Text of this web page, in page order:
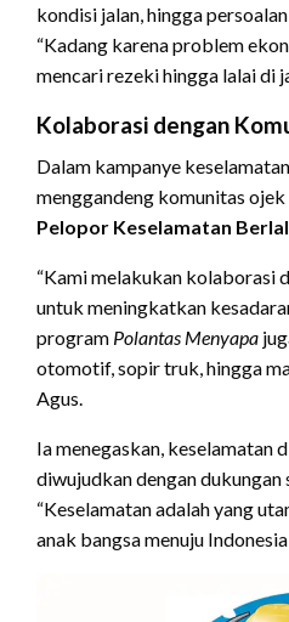
kondisi jalan, hingga
“Kadang karena problem
mencari rezeki hingga lalai di
Kolaborasi dengan
Dalam kampanye
menggandeng komunitas
Pelopor Keselamatan
“Kami melakukan kolaborasi
untuk meningkatkan
program Polantas Menyapa
otomotif, sopir truk, hingga
Agus.
Ia menegaskan, keselamatan
diwujudkan dengan dukungan
“Keselamatan adalah yang
anak bangsa menuju